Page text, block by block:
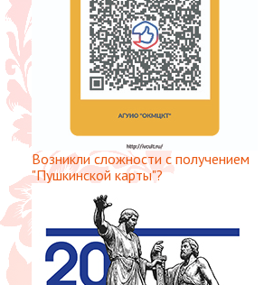
Возникли сложности с получением
"Пушкинской карты"?